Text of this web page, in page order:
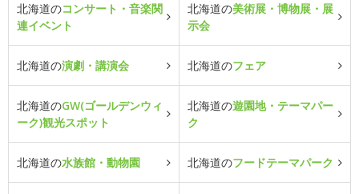
北海道のコンサート・音楽関
連イベント
北海道の美術展・博物展・展
示会
北海道の演劇・講演会 北海道のフェア
北海道のGW(ゴールデンウィ
ーク)観光スポット
北海道の遊園地・テーマパー
ク
北海道の水族館・動物園 北海道のフードテーマパーク